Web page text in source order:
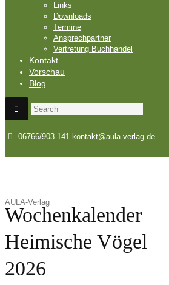
Links
Downloads
Termine
Ansprechpartner
Vertretung Buchhandel
Kontakt
Vorschau
Blog
06766/903-141 kontakt@aula-verlag.de
AULA-Verlag
Wochenkalender
Heimische Vögel
2026